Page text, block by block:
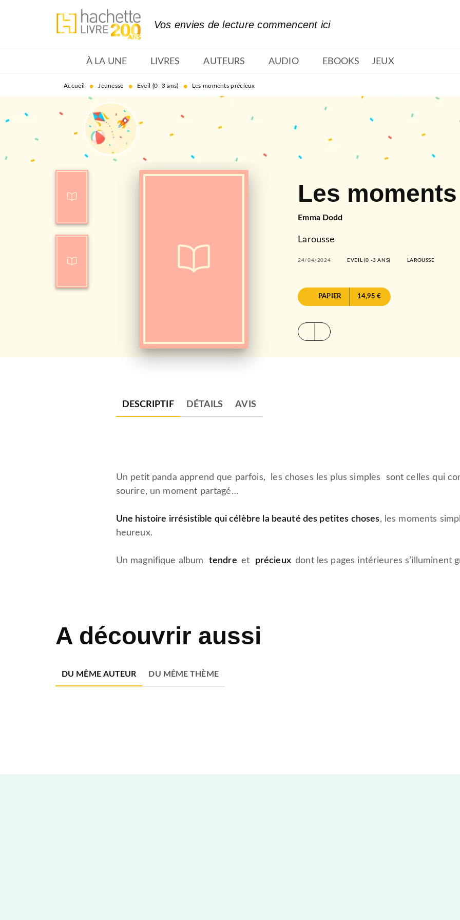
MENU RECHERCHE
Vos envies de lecture commencent ici
À LA UNE LIVRES AUTEURS AUDIO EBOOKS JEUX
Accueil • Jeunesse • Eveil (0 -3 ans) • Les moments précieux
Les
Emma Dodd
Larousse
24/04/2024 EVEIL (0 -3 ANS) LAROUSSE
PAPIER 14,95 €
DESCRIPTIF DÉTAILS AVIS
Un petit panda apprend que parfois, les choses les plus simples sont celles qui
sourire, un moment partagé…
Une histoire irrésistible qui célèbre la beauté des petites choses, les moments
heureux.
Un magnifique album tendreet précieuxdont les pages intérieures s’illuminent
A découvrir aussi
DU MÊME AUTEUR DU MÊME THÈME